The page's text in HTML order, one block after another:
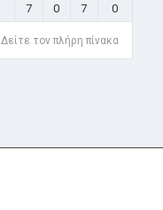
7 0 7 0
Δείτε τον πλήρη πίνακα